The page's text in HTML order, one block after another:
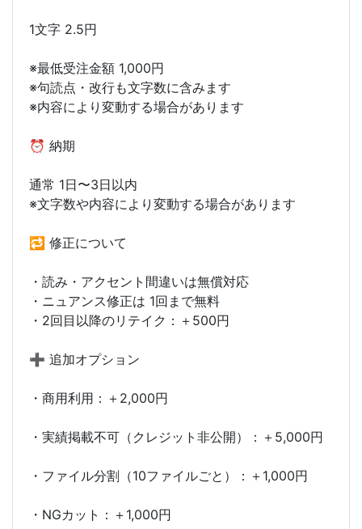
1文字 2.5円
※最低受注金額 1,000円
※句読点・改行も文字数に含みます
※内容により変動する場合があります
⏰ 納期
通常 1日〜3日以内
※文字数や内容により変動する場合があります
🔁 修正について
・読み・アクセント間違いは無償対応
・ニュアンス修正は 1回まで無料
・2回目以降のリテイク：＋500円
➕ 追加オプション
・商用利用：＋2,000円
・実績掲載不可（クレジット非公開）：＋5,000円
・ファイル分割（10ファイルごと）：＋1,000円
・NGカット：＋1,000円